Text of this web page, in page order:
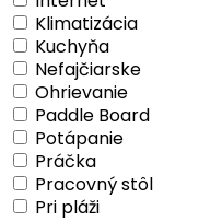
Klimatizácia
Kuchyňa
Nefajčiarske
Ohrievanie
Paddle Board
Potápanie
Práčka
Pracovný stôl
Pri pláži